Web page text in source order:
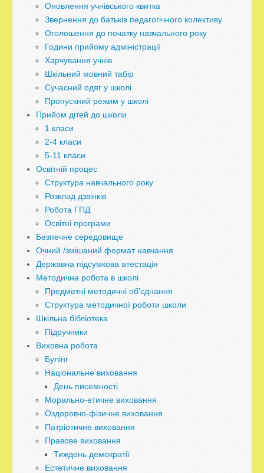
Оновлення учнівського квитка
Звернення до батьків педагогічного колективу
Оголошення до початку навчального року
Години прийому адміністрації
Харчування учнів
Шкільний мовний табір
Сучасний одяг у школі
Пропускний режим у школі
Прийом дітей до школи
1 класи
2-4 класи
5-11 класи
Освітній процес
Структура навчального року
Розклад дзвінків
Робота ГПД
Освітні програми
Безпечне середовище
Очний /змішаний формат навчання
Державна підсумкова атестація
Методична робота в школі
Предметні методичні об’єднання
Структура методичної роботи школи
Шкільна бібліотека
Підручники
Виховна робота
Булінг
Національне виховання
День писемності
Морально-етичне виховання
Оздоровчо-фізичне виховання
Патріотичне виховання
Правове виховання
Тиждень демократії
Естетичне виховання